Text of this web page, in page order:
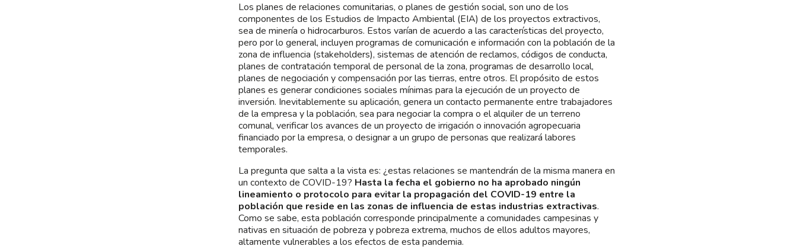
Los planes de relaciones comunitarias, o planes de gestión social, son uno de los
componentes de los Estudios de Impacto Ambiental (EIA) de los proyectos extractivos,
sea de minería o hidrocarburos. Estos varían de acuerdo a las características del proyecto,
pero por lo general, incluyen programas de comunicación e información con la población de la
zona de influencia (stakeholders), sistemas de atención de reclamos, códigos de conducta,
planes de contratación temporal de personal de la zona, programas de desarrollo local,
planes de negociación y compensación por las tierras, entre otros. El propósito de estos
planes es generar condiciones sociales mínimas para la ejecución de un proyecto de
inversión. Inevitablemente su aplicación, genera un contacto permanente entre trabajadores
de la empresa y la población, sea para negociar la compra o el alquiler de un terreno
comunal, verificar los avances de un proyecto de irrigación o innovación agropecuaria
financiado por la empresa, o designar a un grupo de personas que realizará labores
temporales.
La pregunta que salta a la vista es: ¿estas relaciones se mantendrán de la misma manera en
un contexto de COVID-19? Hasta la fecha el gobierno no ha aprobado ningún
lineamiento o protocolo para evitar la propagación del COVID-19 entre la
población que reside en las zonas de influencia de estas industrias extractivas.
Como se sabe, esta población corresponde principalmente a comunidades campesinas y
nativas en situación de pobreza y pobreza extrema, muchos de ellos adultos mayores,
altamente vulnerables a los efectos de esta pandemia.